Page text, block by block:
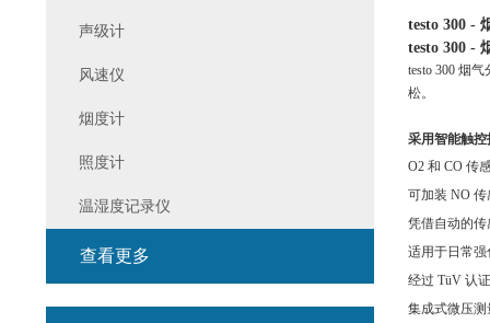
testo 300 -
testo 300 -
testo 300 烟
松。
采用智能触
O2 和 CO 传
可加装 NO 传
凭借自动的
适用于日常强
经过 TüV 认
集成式微压测
声级计
风速仪
烟度计
照度计
温湿度记录仪
查看更多